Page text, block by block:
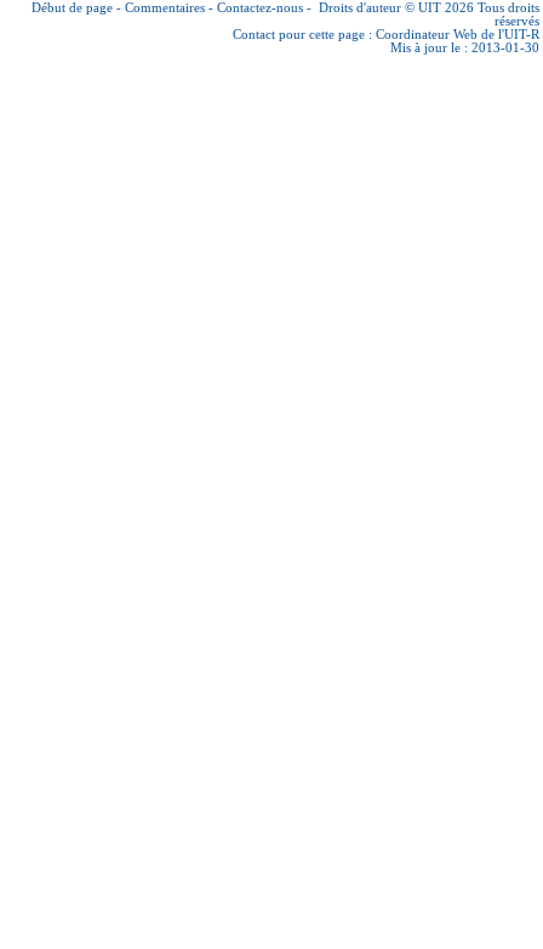
Début de page - Commentaires - Contactez-nous - Droits d'auteur © UIT 2026 Tous droits
réservés
Contact pour cette page : Coordinateur Web de l'UIT-R
Mis à jour le : 2013-01-30